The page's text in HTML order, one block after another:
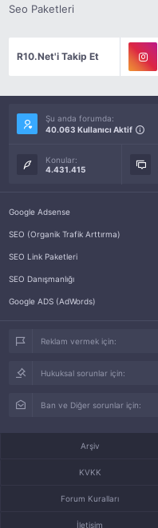
Seo Paketleri
R10.Net'i Takip Et
Şu anda forumda:
40.063 Kullanıcı Aktif
Konular:
4.431.415
Google Adsense
SEO (Organik Trafik Arttırma)
SEO Link Paketleri
SEO Danışmanlığı
Google ADS (AdWords)
Reklam vermek için:
Hukuksal sorunlar için:
Ban ve Diğer sorunlar için:
Arşiv
KVKK
Forum Kuralları
İletişim